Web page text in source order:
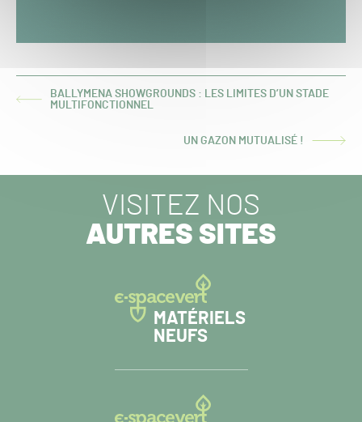
ARTICLE
BALLYMENA SHOWGROUNDS : LES LIMITES D’UN STADE
MULTIFONCTIONNEL
ARTICLE
UN GAZON MUTUALISÉ !
VISITEZ NOS
AUTRES SITES
MATÉRIELS
NEUFS